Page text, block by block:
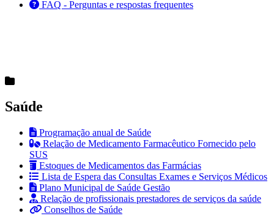
FAQ - Perguntas e respostas frequentes
Saúde
Programação anual de Saúde
Relação de Medicamento Farmacêutico Fornecido pelo
SUS
Estoques de Medicamentos das Farmácias
Lista de Espera das Consultas Exames e Serviços Médicos
Plano Municipal de Saúde Gestão
Relação de profissionais prestadores de serviços da saúde
Conselhos de Saúde